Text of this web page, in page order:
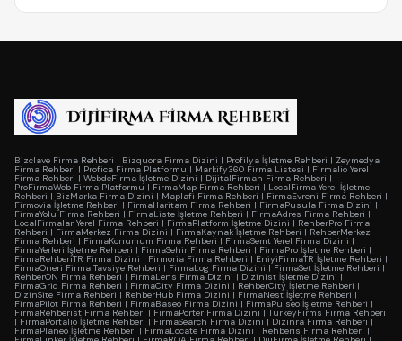
Bizclave Firma Rehberi | Bizquora Firma Dizini | Profilya İşletme Rehberi | Zeymedya
Firma Rehberi | Profica Firma Platformu | Markify360 Firma Listesi | Firmalio Yerel
Firma Rehberi | WebdeFirma İşletme Dizini | DijitalFirman Firma Rehberi |
ProFirmaWeb Firma Platformu | FirmaMap Firma Rehberi | LocalFirma Yerel İşletme
Rehberi | BizMarka Firma Dizini | Maplafi Firma Rehberi | FirmaEvreni Firma Rehberi |
Firmovia İşletme Rehberi | FirmaHaritam Firma Rehberi | FirmaPusula Firma Dizini |
FirmaYolu Firma Rehberi | FirmaListe İşletme Rehberi | FirmaAdres Firma Rehberi |
LocalFirmalar Yerel Firma Rehberi | FirmaPlatform İşletme Dizini | RehberPro Firma
Rehberi | FirmaMerkez Firma Dizini | FirmaKaynak İşletme Rehberi | RehberMerkez
Firma Rehberi | FirmaKonumum Firma Rehberi | FirmaSemt Yerel Firma Dizini |
FirmaYerleri İşletme Rehberi | FirmaSehir Firma Rehberi | FirmaPro İşletme Rehberi |
FirmaRehberiTR Firma Dizini | Firmoria Firma Rehberi | EniyiFirmaTR İşletme Rehberi |
FirmaOneri Firma Tavsiye Rehberi | FirmaLog Firma Dizini |FirmaSet İşletme Rehberi |
RehberON Firma Rehberi | FirmaLens Firma Dizini | Dizinist İşletme Dizini |
FirmaGrid Firma Rehberi | FirmaCity Firma Dizini | RehberCity İşletme Rehberi |
DizinSite Firma Rehberi | RehberHub Firma Dizini | FirmaNest İşletme Rehberi |
FirmaPilot Firma Rehberi | FirmaBaseo Firma Dizini | FirmaPulseo İşletme Rehberi |
FirmaRehberist Firma Rehberi | FirmaPorter Firma Dizini | TurkeyFirms Firma Rehberi
| FirmaPortalio İşletme Rehberi | FirmaSearch Firma Dizini | Dizinra Firma Rehberi |
FirmaPlaneo İşletme Rehberi | FirmaLocate Firma Dizini | Rehberis Firma Rehberi |